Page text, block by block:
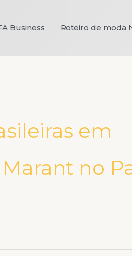
Business Roteiro de moda
em
no